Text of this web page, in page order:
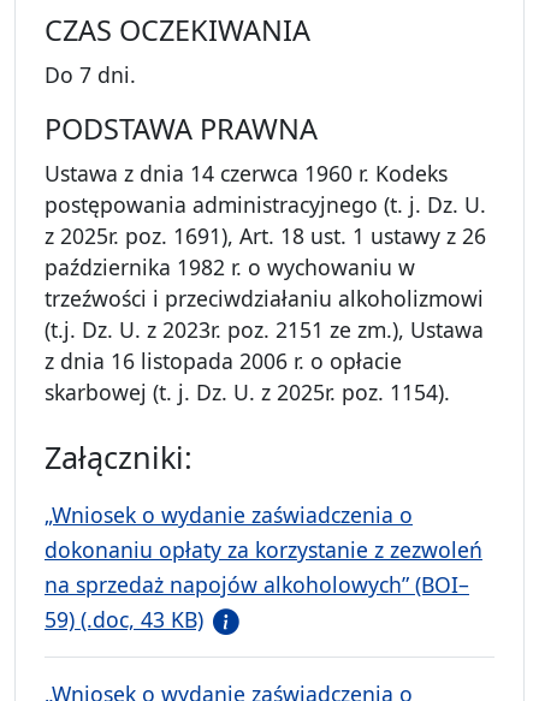
CZAS OCZEKIWANIA
Do 7 dni.
PODSTAWA PRAWNA
Ustawa z dnia 14 czerwca 1960 r. Kodeks
postępowania administracyjnego (t. j. Dz. U.
z 2025r. poz. 1691), Art. 18 ust. 1 ustawy z 26
października 1982 r. o wychowaniu w
trzeźwości i przeciwdziałaniu alkoholizmowi
(t.j. Dz. U. z 2023r. poz. 2151 ze zm.), Ustawa
z dnia 16 listopada 2006 r. o opłacie
skarbowej (t. j. Dz. U. z 2025r. poz. 1154).
Załączniki:
„Wniosek o wydanie zaświadczenia o
dokonaniu opłaty za korzystanie z zezwoleń
na sprzedaż napojów alkoholowych” (BOI–
59) (.doc, 43 KB)
„Wniosek o wydanie zaświadczenia o